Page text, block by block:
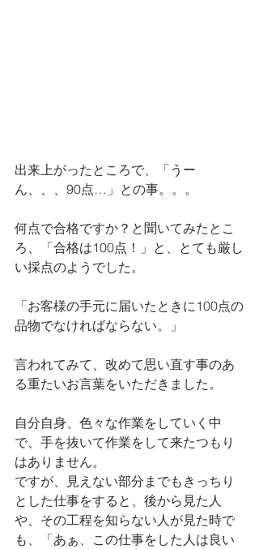
出来上がったところで、「うー
ん、、、90点…」との事。。。
何点で合格ですか？と聞いてみたとこ
ろ、「合格は100点！」と、とても厳し
い採点のようでした。
「お客様の手元に届いたときに100点の
品物でなければならない。」
言われてみて、改めて思い直す事のあ
る重たいお言葉をいただきました。
自分自身、色々な作業をしていく中
で、手を抜いて作業をして来たつもり
はありません。
ですが、見えない部分までもきっちり
とした仕事をすると、後から見た人
や、その工程を知らない人が見た時で
も、「あぁ、この仕事をした人は良い